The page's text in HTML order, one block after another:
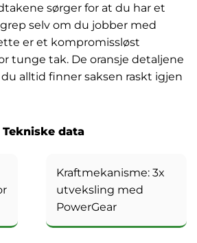
sørger for at du har et
selv om du jobber med
er et kompromissløst
tunge tak. De oransje detaljene
alltid finner saksen raskt igjen
Tekniske data
Kraftmekanisme: 3x
utveksling med
PowerGear